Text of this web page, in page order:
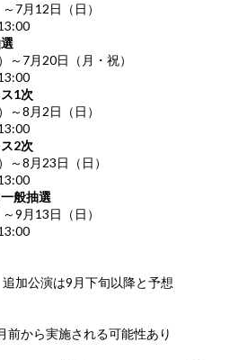
7月12日（日）
～7月20日（月・祝）
1次
～8月2日（日）
2次
～8月23日（日）
般抽選
9月13日（日）
加公演は9月下旬以降と予想
前から実施される可能性あり